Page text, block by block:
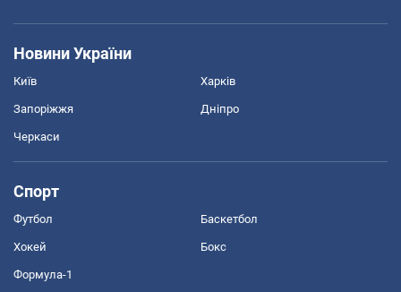
Новини України
Київ Харків
Запоріжжя Дніпро
Черкаси
Спорт
Футбол Баскетбол
Хокей Бокс
Формула-1